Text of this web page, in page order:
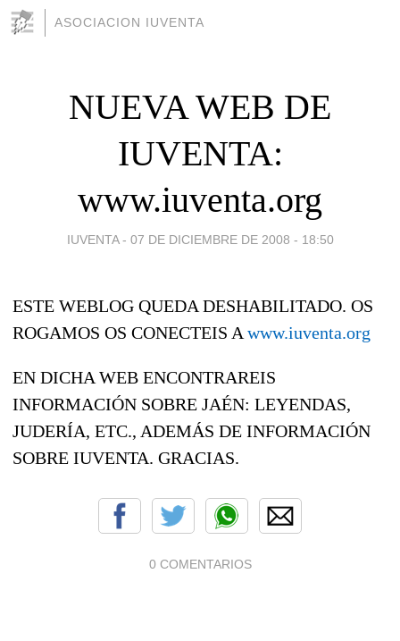
ASOCIACION IUVENTA
NUEVA WEB DE
IUVENTA:
www.iuventa.org
IUVENTA - 07 DE DICIEMBRE DE 2008 - 18:50
ESTE WEBLOG QUEDA DESHABILITADO. OS
ROGAMOS OS CONECTEIS A www.iuventa.org
EN DICHA WEB ENCONTRAREIS
INFORMACIÓN SOBRE JAÉN: LEYENDAS,
JUDERÍA, ETC., ADEMÁS DE INFORMACIÓN
SOBRE IUVENTA. GRACIAS.
0 COMENTARIOS